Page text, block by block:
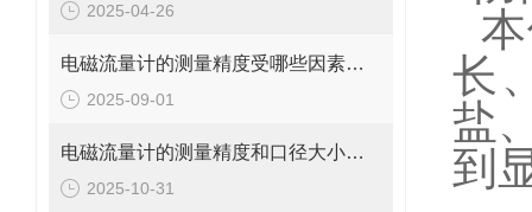
2025-04-26
电磁流量计的测量精度受哪些因素影响?
2025-09-01
电磁流量计的测量精度和口径大小的关系是什么?
2025-10-31
长
盐
到